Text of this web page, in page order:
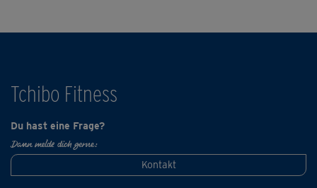
Tchibo Fitness
Du hast eine Frage?
Dann melde dich gerne:
Kontakt